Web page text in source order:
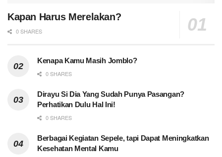
Kapan Harus Merelakan?
0 SHARES
Kenapa Kamu Masih Jomblo?
0 SHARES
Dirayu Si Dia Yang Sudah Punya Pasangan?
Perhatikan Dulu Hal Ini!
0 SHARES
Berbagai Kegiatan Sepele, tapi Dapat Meningkatkan
Kesehatan Mental Kamu